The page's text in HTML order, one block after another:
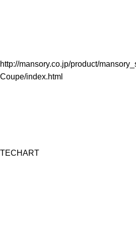
http://mansory.co.jp/product/
Coupe/index.html
TECHART